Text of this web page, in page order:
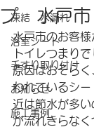
凍結 水漏れ
浴室シート
手すり取り付け
お知らせ
施工事例
プ 水戸市
水戸市のお客様
トイレつまりで
原因はおそら
われているシ
近は節水が多
が流れきらな